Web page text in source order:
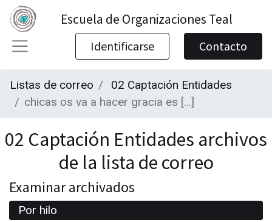
Escuela de Organizaciones Teal
Identificarse Contacto
Listas de correo
02 Captación Entidades
chicas os va a hacer gracia es [...]
02 Captación Entidades archivos
de la lista de correo
Examinar archivados
Por hilo